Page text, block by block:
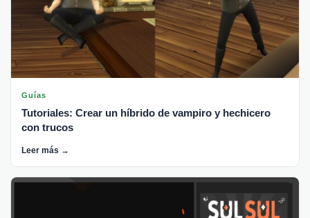
Guías
Tutoriales: Crear un híbrido de vampiro y hechicero
con trucos
Leer más →